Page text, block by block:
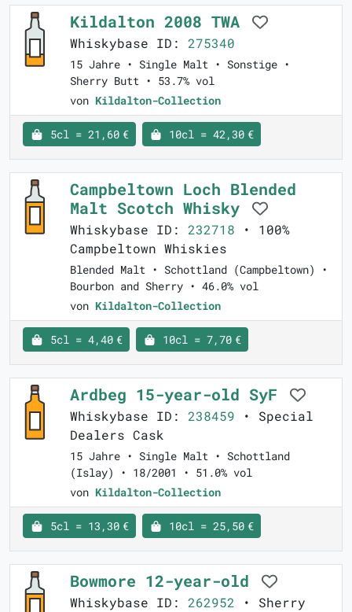
Kildalton 2008 TWA
Whiskybase ID: 275340
15 Jahre • Single Malt • Sonstige •
Sherry Butt • 53.7% vol
von Kildalton-Collection
5cl = 21,60 € 10cl = 42,30 €
Campbeltown Loch Blended
Malt Scotch Whisky
Whiskybase ID: 232718 • 100%
Campbeltown Whiskies
Blended Malt • Schottland (Campbeltown) •
Bourbon and Sherry • 46.0% vol
von Kildalton-Collection
5cl = 4,40 € 10cl = 7,70 €
Ardbeg 15-year-old SyF
Whiskybase ID: 238459 • Special
Dealers Cask
15 Jahre • Single Malt • Schottland
(Islay) • 18/2001 • 51.0% vol
von Kildalton-Collection
5cl = 13,30 € 10cl = 25,50 €
Bowmore 12-year-old
Whiskybase ID: 262952 • Sherry